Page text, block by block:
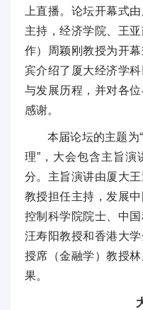
上直播。论坛开幕式
主持，经济学院、王
作）周颖刚教授为开
宾介绍了厦大经济学
与发展历程，并对各
感谢。
本届论坛的主题为
理”，大会包含主旨演
分。主旨演讲由厦大
教授担任主持，发展
控制科学院院士、中
汪寿阳教授和香港大
授席（金融学）教授
果。